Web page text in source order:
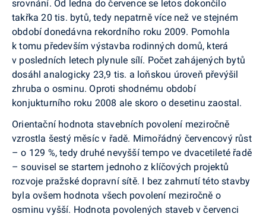
srovnání. Od ledna do července se letos dokončilo
takřka 20 tis. bytů, tedy nepatrně více než ve stejném
období donedávna rekordního roku 2009. Pomohla
k tomu především výstavba rodinných domů, která
v posledních letech plynule sílí. Počet zahájených bytů
dosáhl analogicky 23,9 tis. a loňskou úroveň převýšil
zhruba o osminu. Oproti shodnému období
konjukturního roku 2008 ale skoro o desetinu zaostal.
Orientační hodnota stavebních povolení meziročně
vzrostla šestý měsíc v řadě. Mimořádný červencový růst
– o 129 %, tedy druhé nevyšší tempo ve dvacetileté řadě
– souvisel se startem jednoho z klíčových projektů
rozvoje pražské dopravní sítě. I bez zahrnutí této stavby
byla ovšem hodnota všech povolení meziročně o
osminu vyšší. Hodnota povolených staveb v červenci